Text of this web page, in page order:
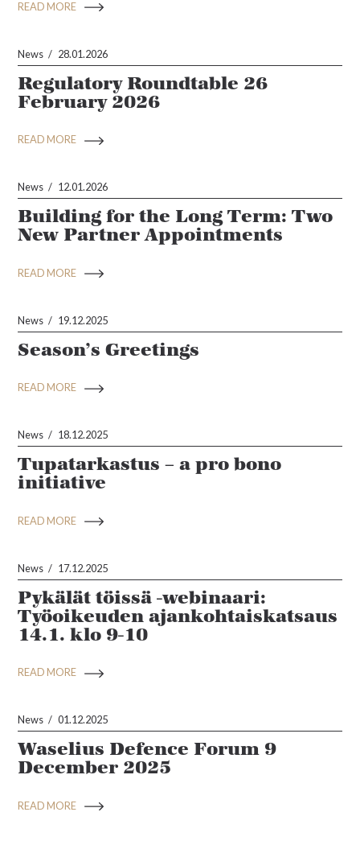
READ MORE
News 28.01.2026
Regulatory Roundtable 26
February 2026
READ MORE
News 12.01.2026
Building for the Long Term: Two
New Partner Appointments
READ MORE
News 19.12.2025
Season’s Greetings
READ MORE
News 18.12.2025
Tupatarkastus – a pro bono
initiative
READ MORE
News 17.12.2025
Pykälät töissä -webinaari:
Työoikeuden ajankohtaiskatsaus
14.1. klo 9-10
READ MORE
News 01.12.2025
Waselius Defence Forum 9
December 2025
READ MORE